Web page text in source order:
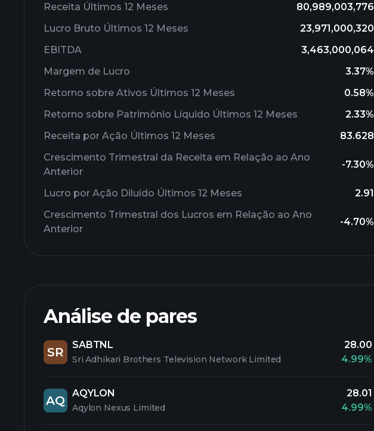
Receita Últimos 12 Meses
80,989,003,776
Lucro Bruto Últimos 12 Meses
23,971,000,320
EBITDA
3,463,000,064
Margem de Lucro
3.37%
Retorno sobre Ativos Últimos 12 Meses
0.58%
Retorno sobre Patrimônio Líquido Últimos 12 Meses
2.33%
Receita por Ação Últimos 12 Meses
83.628
Crescimento Trimestral da Receita em Relação ao Ano
Anterior
-7.30%
Lucro por Ação Diluído Últimos 12 Meses
2.91
Crescimento Trimestral dos Lucros em Relação ao Ano
Anterior
-4.70%
Análise de pares
SR
SABTNL
Sri Adhikari Brothers Television Network Limited
28.00
4.99%
AQ
AQYLON
Aqylon Nexus Limited
28.01
4.99%